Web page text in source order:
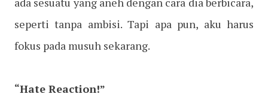
seperti tanpa ambisi. Tapi apa pun, aku harus
fokus pada musuh sekarang.
“Hate Reaction!”